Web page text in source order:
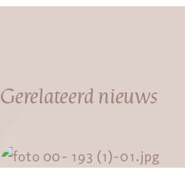
Gerelateerd nieuws